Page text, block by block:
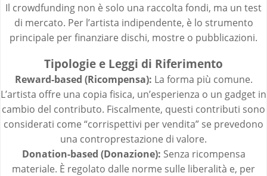
Il crowdfunding non è solo una raccolta fondi, ma un test
di mercato. Per l’artista indipendente, è lo strumento
principale per finanziare dischi, mostre o pubblicazioni.
Tipologie e Leggi di Riferimento
Reward-based (Ricompensa): La forma più comune.
L’artista offre una copia fisica, un’esperienza o un gadget in
cambio del contributo. Fiscalmente, questi contributi sono
considerati come “corrispettivi per vendita” se prevedono
una controprestazione di valore.
Donation-based (Donazione): Senza ricompensa
materiale. È regolato dalle norme sulle liberalità e, per